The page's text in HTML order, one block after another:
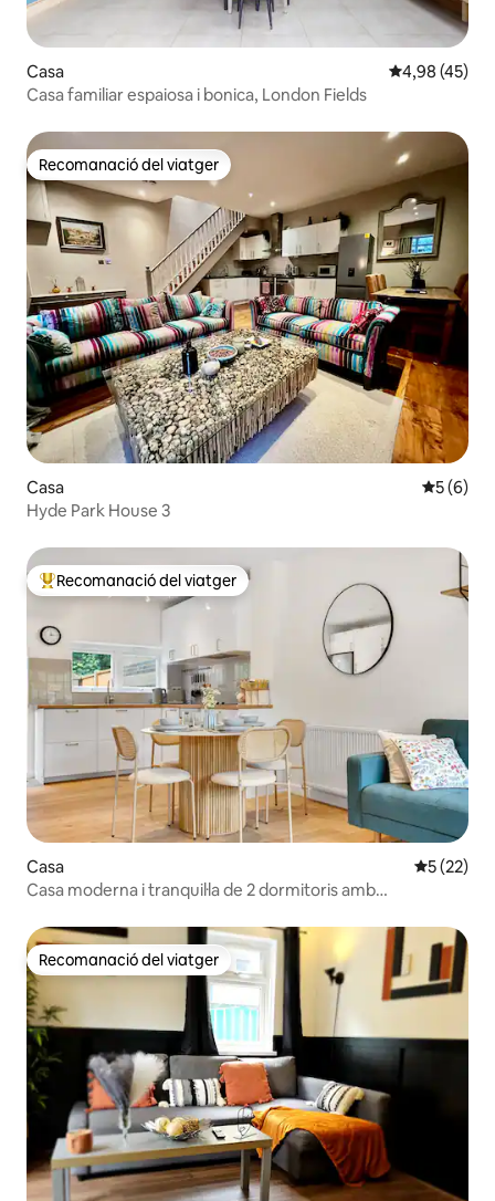
Casa 4,98 de
4,98 (45)
Casa familiar espaiosa i bonica, London Fields
Recomanació del viatger
Recomanació del viatger
Casa 5 de
5 (6)
Hyde Park House 3
Principals recomanacions dels viatgers
Recomanació del viatger
Casa 5 de
5 (22)
Casa moderna i tranquil·la de 2 dormitoris amb
Recomanació del viatger
Recomanació del viatger